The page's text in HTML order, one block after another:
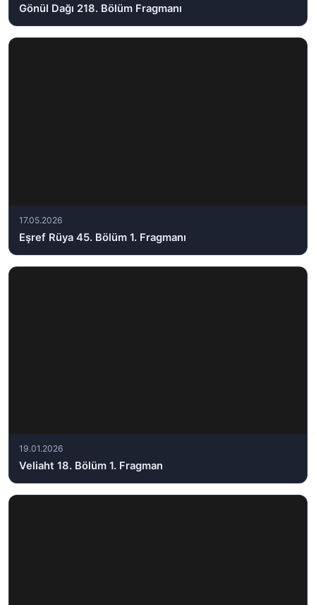
Gönül Dağı 218. Bölüm Fragmanı
17.05.2026
Eşref Rüya 45. Bölüm 1. Fragmanı
19.01.2026
Veliaht 18. Bölüm 1. Fragman